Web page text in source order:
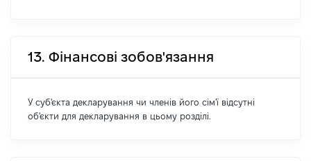
13. Фінансові зобов'язання
У суб'єкта декларування чи членів його сім'ї відсутні
об'єкти для декларування в цьому розділі.